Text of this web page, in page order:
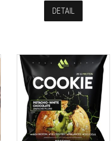
DETAIL